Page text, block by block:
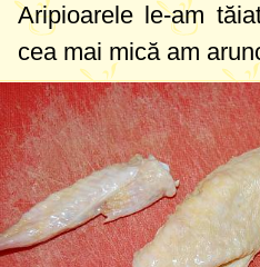
Aripioarele le-am
cea mai mică am